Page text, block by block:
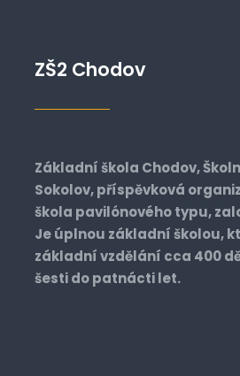
ZŠ2 Chodov
Základní škola Chodov,
Sokolov, příspěvková
škola pavilónového typu,
Je úplnou základní školou,
základní vzdělání cca 400
šesti do patnácti let.